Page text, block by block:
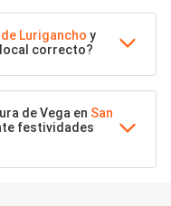
Lurigancho y
correcto?
de Vega en San
festividades